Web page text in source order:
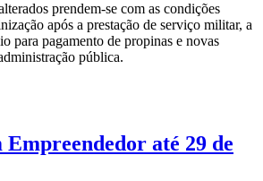
prendem-se com as condições
após a prestação de serviço militar, a
para pagamento de propinas e novas
pública.
até 29 de